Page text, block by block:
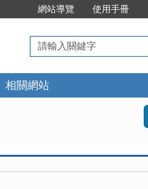
網站導覽 使用手冊
請
輸
入
關
鍵
相關網站